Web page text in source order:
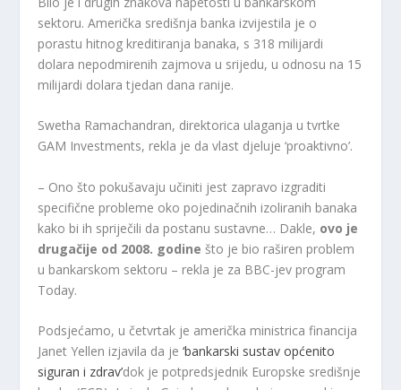
sektoru. Američka središnja banka izvijestila je o
porastu hitnog kreditiranja banaka, s 318 milijardi
dolara nepodmirenih zajmova u srijedu, u odnosu na 15
milijardi dolara tjedan dana ranije.
Swetha Ramachandran, direktorica ulaganja u tvrtke
GAM Investments, rekla je da vlast djeluje ‘proaktivno’.
– Ono što pokušavaju učiniti jest zapravo izgraditi
specifične probleme oko pojedinačnih izoliranih banaka
kako bi ih spriječili da postanu sustavne… Dakle, ovo je
drugačije od 2008. godine što je bio raširen problem
u bankarskom sektoru – rekla je za BBC-jev program
Today.
Podsjećamo, u četvrtak je američka ministrica financija
Janet Yellen izjavila da je‘bankarski sustav općenito
siguran i zdrav’dok je potpredsjednik Europske središnje